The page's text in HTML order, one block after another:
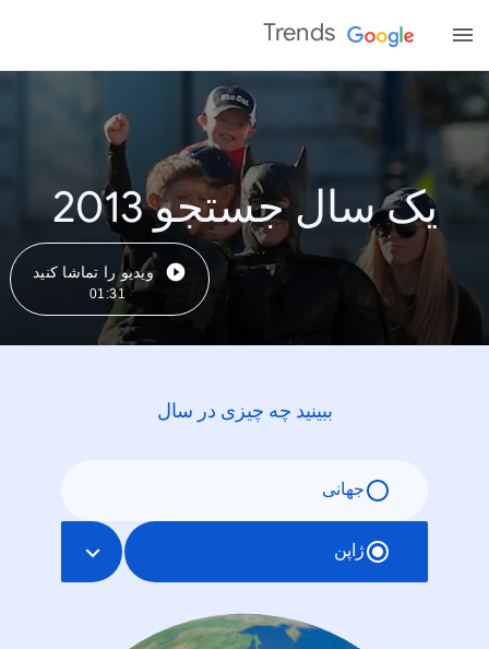
Trends
یک سال جستجو 2013
ویدیو را تماشا کنید
01:31
ببینید چه چیزی در سال
جهانی
ژاپن